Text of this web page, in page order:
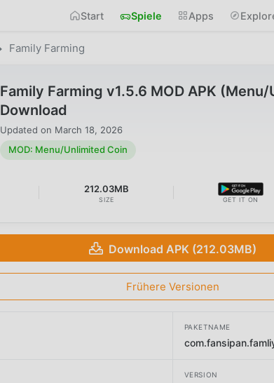
Start Spiele Apps
Family Farming
Family Farming v1.5.6 MOD APK
Download
Updated on March 18, 2026
MOD: Menu/Unlimited Coin
212.03MB
SIZE GET IT ON
Download APK (212.03MB)
Frühere Versionen
PAKETNAME
VERSION